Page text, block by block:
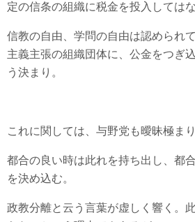
定の信条の組織に税金を投入しては
信教の自由、学問の自由は認められ
主義主張の組織団体に、公金をつぎ
う決まり。
これに関しては、与野党も曖昧極まり
都合の良い時は此れを持ち出し、都
を決め込む。
政教分離と云う言葉が虚しく響く。